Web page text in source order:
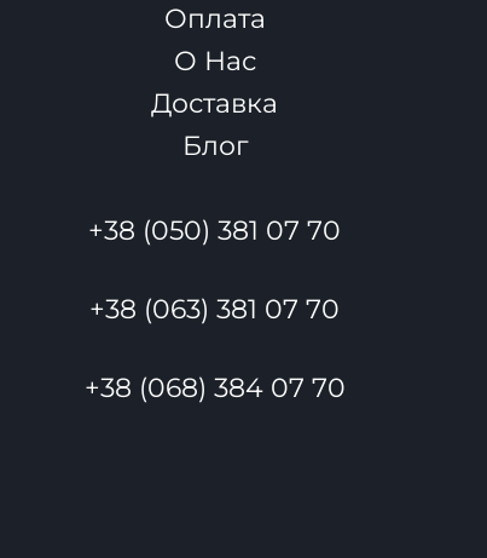
Оплата
О Нас
Доставка
Блог
+38 (050) 381 07 70
+38 (063) 381 07 70
+38 (068) 384 07 70